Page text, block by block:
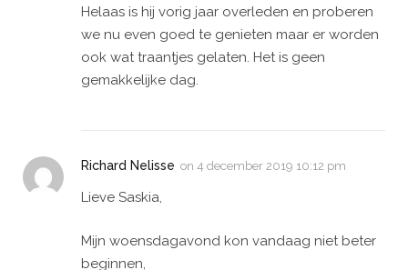
Helaas is hij vorig jaar overleden en proberen
we nu even goed te genieten maar er worden
ook wat traantjes gelaten. Het is geen
gemakkelijke dag.
Richard Nelisse on 4 december 2019 10:12 pm
Lieve Saskia,
Mijn woensdagavond kon vandaag niet beter
beginnen,